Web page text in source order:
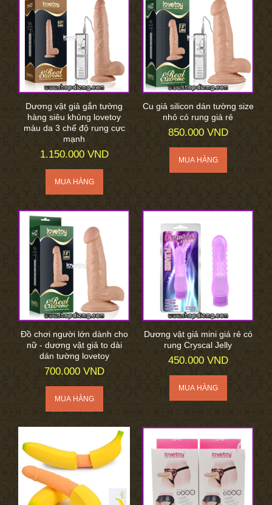
Dương vật giả gắn tường
hàng siêu khủng lovetoy
màu da 3 chế độ rung cực
mạnh
1.150.000 VND
Cu giả silicon dán tường size
nhỏ có rung giá rẻ
850.000 VND
Đồ chơi người lớn dành cho
nữ - dương vật giả to dài
dán tường lovetoy
700.000 VND
Dương vật giả mini giá rẻ có
rung Cryscal Jelly
450.000 VND